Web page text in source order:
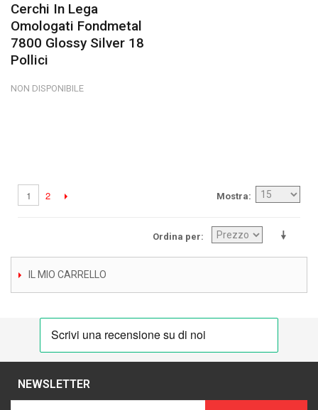
Cerchi In Lega
Omologati Fondmetal
7800 Glossy Silver 18
Pollici
NON DISPONIBILE
Mostra
1 2
Ordina per
IL MIO CARRELLO
NEWSLETTER